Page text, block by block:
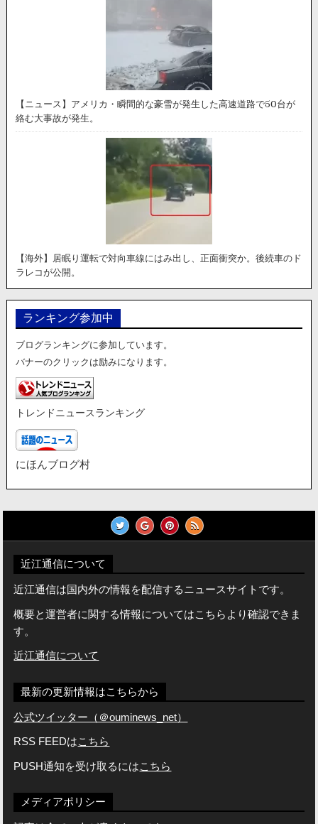
【ニュース】アメリカ・瞬間的な豪雪が発生した高速道路で50台が
絡む大事故が発生。
【海外】居眠り運転で対向車線にはみ出し、正面衝突か。後続車のド
ラレコが公開。
ランキング参加中
ブログランキングに参加しています。
バナーのクリックは励みになります。
トレンドニュースランキング
にほんブログ村
近江通信について
近江通信は国内外の情報を配信するニュースサイトです。
概要と運営者に関する情報についてはこちらより確認できま
す。
近江通信について
最新の更新情報はこちらから
公式ツイッター（＠ouminews_net）
RSS FEEDはこちら
PUSH通知を受け取るにはこちら
メディアポリシー